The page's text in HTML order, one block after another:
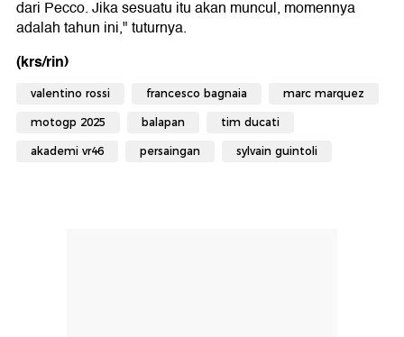
dari Pecco. Jika sesuatu itu akan muncul, momennya
adalah tahun ini," tuturnya.
(krs/rin)
valentino rossi francesco bagnaia marc marquez
motogp 2025 balapan tim ducati
akademi vr46 persaingan sylvain guintoli